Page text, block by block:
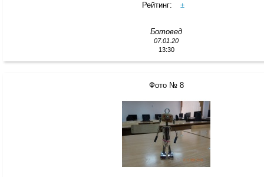
Рейтинг:
±
Ботовед
07.01.20
13:30
Фото № 8